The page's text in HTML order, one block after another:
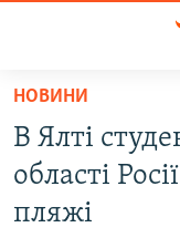
Перейти
основного
матеріалу
до
ВОДА.КРИМ
ВІДЕО ТА ФОТО
НОВИНИ
В Ялті
області
пляжі